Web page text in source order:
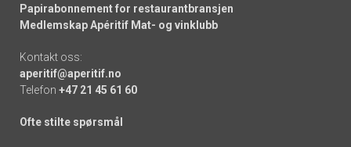
Papirabonnement for restaurantbransjen
Medlemskap Apéritif Mat- og vinklubb
Kontakt oss:
aperitif@aperitif.no
Telefon +47 21 45 61 60
Ofte stilte spørsmål